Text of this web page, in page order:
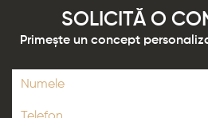
SOLICITĂ O
Primește un concept